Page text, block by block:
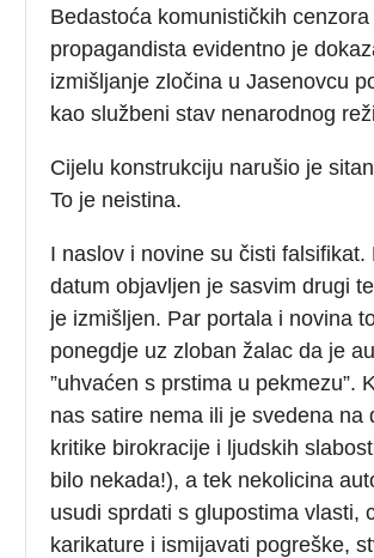
Bedastoća komunističkih cenzora
propagandista evidentno je
izmišljanje zločina u Jasenovcu
kao službeni stav nenarodnog
Cijelu konstrukciju narušio je
To je neistina.
I naslov i novine su čisti falsifikat.
datum objavljen je sasvim drugi
je izmišljen. Par portala i novina
ponegdje uz zloban žalac da je
”uhvaćen s prstima u pekmezu”.
nas satire nema ili je svedena na
kritike birokracije i ljudskih
bilo nekada!), a tek nekolicina
usudi sprdati s glupostima vlasti,
karikature i ismijavati pogreške,